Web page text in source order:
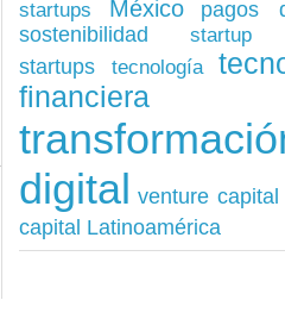
startups
México pagos
sostenibilidad startup
startups tecnología
financiera
digital venture capital
capital Latinoamérica